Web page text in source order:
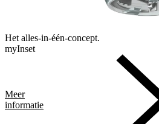
Het alles-in-één-concept.
myInset
Meer
informatie